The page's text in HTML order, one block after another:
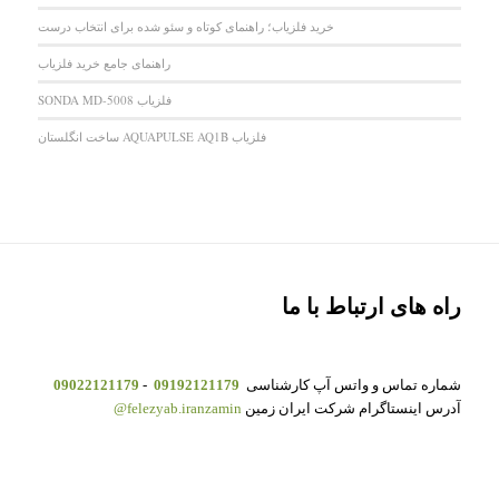
خرید فلزیاب؛ راهنمای کوتاه و سئو شده برای انتخاب درست
راهنمای جامع خرید فلزیاب
فلزیاب SONDA MD-5008
فلزیاب AQUAPULSE AQ1B ساخت انگلستان
راه های ارتباط با ما
شماره تماس و واتس آپ کارشناسی 09192121179
-
09022121179
آدرس اینستاگرام شرکت ایران زمین felezyab.iranzamin@